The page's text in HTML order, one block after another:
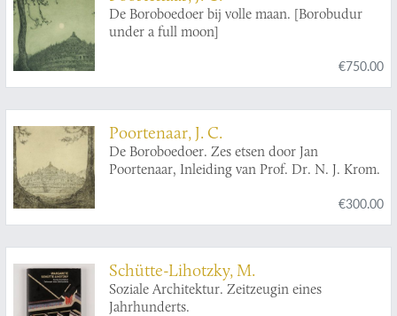
De Boroboedoer bij volle maan. [Borobudur
under a full moon]
€750.00
Poortenaar, J. C.
De Boroboedoer. Zes etsen door Jan
Poortenaar, Inleiding van Prof. Dr. N. J. Krom.
€300.00
Schütte-Lihotzky, M.
Soziale Architektur. Zeitzeugin eines
Jahrhunderts.